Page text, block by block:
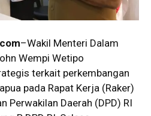
–Wakil Menteri Dalam
Wempi Wetipo
terkait perkembangan
pada Rapat Kerja (Raker)
Perwakilan Daerah (DPD) RI